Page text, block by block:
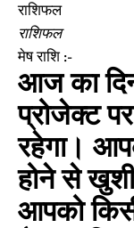
राशिफल
राशिफल
मेष राशि :-
आज का
प्रोजेक्ट
रहेगा।
होने से खुशी
आपको